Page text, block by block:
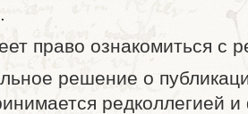
право ознакомиться с
решение о
редколлегией